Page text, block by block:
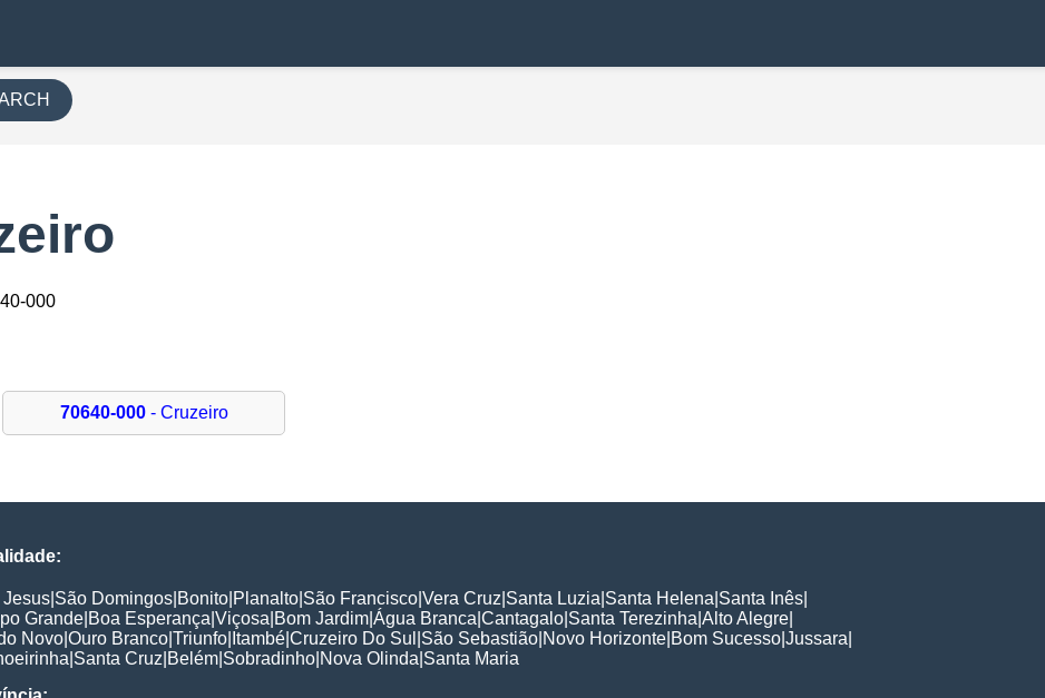
000
70640-000- Cruzeiro
Jesus São Domingos Bonito Planalto São Francisco Vera Cruz Santa Luzia Santa Helena Santa Inês
Grande Boa Esperança Viçosa Bom Jardim Água Branca Cantagalo Santa Terezinha Alto Alegre
Novo Ouro Branco Triunfo Itambé Cruzeiro Do Sul São Sebastião Novo Horizonte Bom Sucesso Jussara
Santa Cruz Belém Sobradinho Nova Olinda Santa Maria